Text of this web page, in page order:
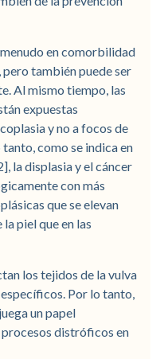
en comorbilidad
también puede ser
Al mismo tiempo, las
expuestas
y no a focos de
como se indica en
la displasia y el cáncer
con más
que se elevan
piel que en las
los tejidos de la vulva
Por lo tanto,
un papel
distróficos en